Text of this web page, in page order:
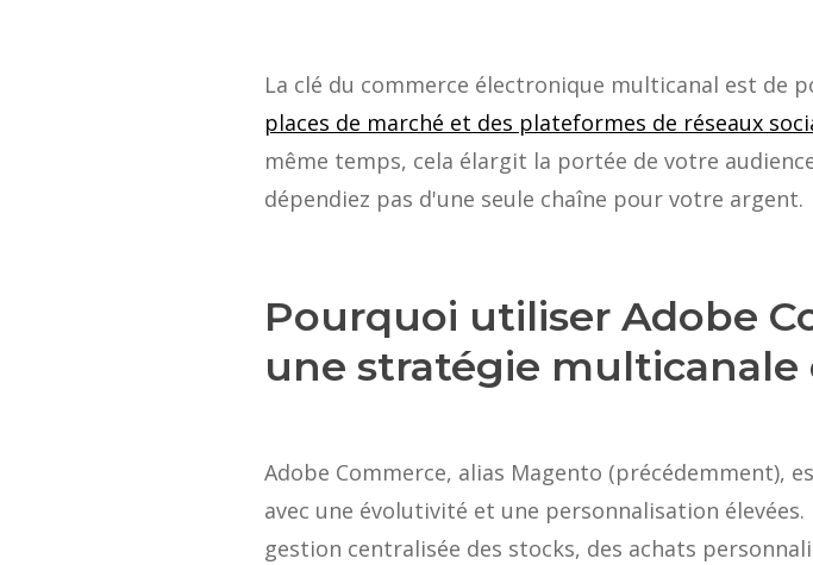
La clé du commerce électronique multicanal est de
places de marché et des plateformes de réseaux
même temps, cela élargit la portée de votre
dépendiez pas d'une seule chaîne pour votre argent.
Pourquoi utiliser Adobe
une stratégie multicanale
Adobe Commerce, alias Magento (précédemment),
avec une évolutivité et une personnalisation
gestion centralisée des stocks, des achats